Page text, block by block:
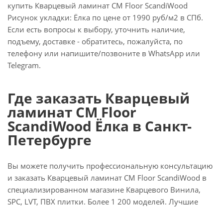
купить Кварцевый ламинат CM Floor ScandiWood
Рисунок укладки: Ёлка по цене от 1990 руб/м2 в СПб.
Если есть вопросы к выбору, уточнить наличие,
подъему, доставке - обратитесь, пожалуйста, по
телефону или напишите/позвоните в WhatsApp или
Telegram.
Где заказать Кварцевый
ламинат CM Floor
ScandiWood Ёлка в Санкт-
Петербурге
Вы можете получить профессиональную консультацию
и заказать Кварцевый ламинат CM Floor ScandiWood в
специализированном магазине Кварцевого Винила,
SPC, LVT, ПВХ плитки. Более 1 200 моделей. Лучшие